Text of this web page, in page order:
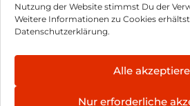
Nutzung der Website stimmst Du der
Weitere Informationen zu Cookies
Datenschutzerklärung.
Alle
Nur erforderliche
Impressum
Können wir Dir